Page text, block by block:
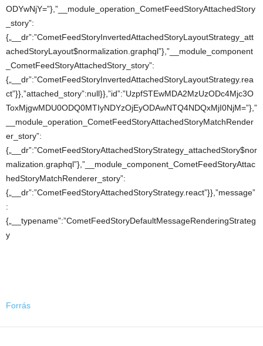
ODYwNjY=”},”__module_operation_CometFeedStoryAttachedStory
_story”:
{„__dr”:”CometFeedStoryInvertedAttachedStoryLayoutStrategy_att
achedStoryLayout$normalization.graphql”},”__module_component
_CometFeedStoryAttachedStory_story”:
{„__dr”:”CometFeedStoryInvertedAttachedStoryLayoutStrategy.rea
ct”}},”attached_story”:null}},”id”:”UzpfSTEwMDA2MzUzODc4Mjc3O
ToxMjgwMDU0ODQ0MTIyNDYzOjEyODAwNTQ4NDQxMjI0NjM=”},”
__module_operation_CometFeedStoryAttachedStoryMatchRender
er_story”:
{„__dr”:”CometFeedStoryAttachedStoryStrategy_attachedStory$nor
malization.graphql”},”__module_component_CometFeedStoryAttac
hedStoryMatchRenderer_story”:
{„__dr”:”CometFeedStoryAttachedStoryStrategy.react”}},”message”
:
{„__typename”:”CometFeedStoryDefaultMessageRenderingStrateg
y
Forrás